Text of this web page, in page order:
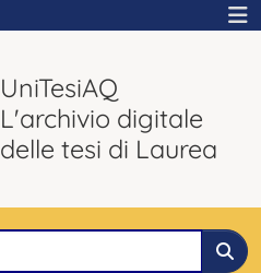
UniTesiAQ
L'archivio digitale
delle tesi di Laurea